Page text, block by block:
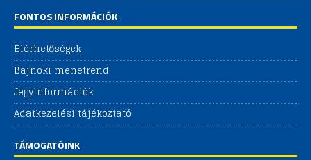
FONTOS INFORMÁCIÓK
Elérhetőségek
Bajnoki menetrend
Jegyinformációk
Adatkezelési tájékoztató
TÁMOGATÓINK